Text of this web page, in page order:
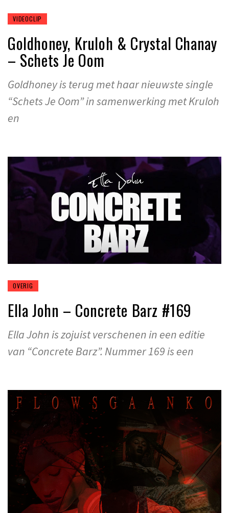
VIDEOCLIP
Goldhoney, Kruloh & Crystal Chanay
– Schets Je Oom
Goldhoney is terug met haar nieuwste single
“Schets Je Oom” in samenwerking met Kruloh
en
OVERIG
Ella John – Concrete Barz #169
Ella John is zojuist verschenen in een editie
van “Concrete Barz”. Nummer 169 is een